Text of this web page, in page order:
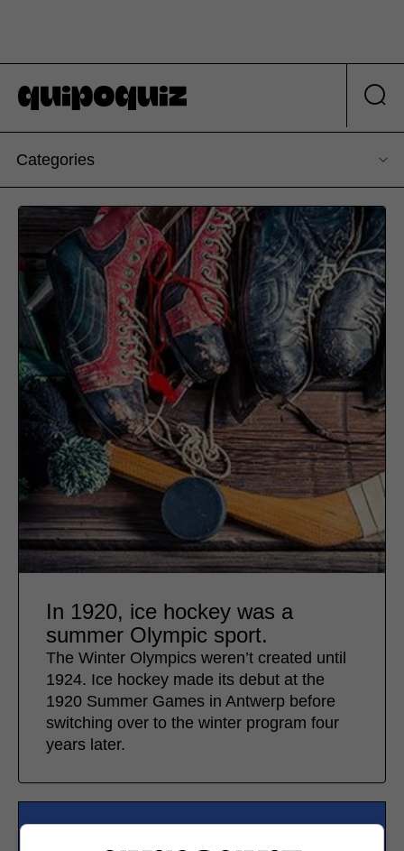
Categories
In 1920, ice hockey was a
summer Olympic sport.
The Winter Olympics weren’t created until
1924. Ice hockey made its debut at the
1920 Summer Games in Antwerp before
switching over to the winter program four
years later.